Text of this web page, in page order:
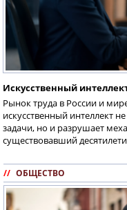
Искусственный
Рынок труда в России и
искусственный интеллект
задачи, но и разрушает
существовавший
// ОБЩЕСТВО